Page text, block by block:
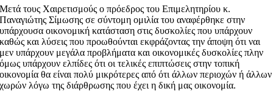
Μετά τους Χαιρετισμούς ο πρόεδρος του Επιμελητηρίου κ.
Παναγιώτης Σίμωσης σε σύντομη ομιλία του αναφέρθηκε στην
υπάρχουσα οικονομική κατάσταση στις δυσκολίες που υπάρχουν
καθώς και λύσεις που προωθούνται εκφράζοντας την άποψη ότι ναι
μεν υπάρχουν μεγάλα προβλήματα και οικονομικές δυσκολίες πλην
όμως υπάρχουν ελπίδες ότι οι τελικές επιπτώσεις στην τοπική
οικονομία θα είναι πολύ μικρότερες από ότι άλλων περιοχών ή άλλων
χωρών λόγω της διάρθρωσης που έχει η δική μας οικονομία.